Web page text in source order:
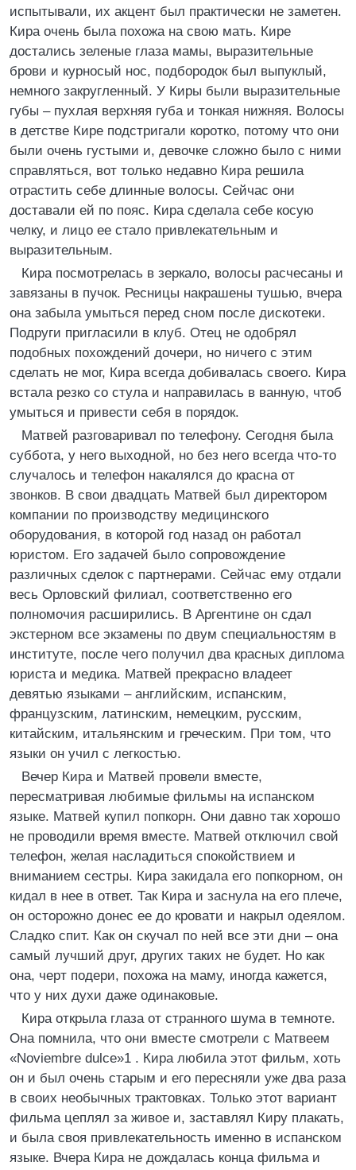
испытывали, их акцент был практически не заметен.
Кира очень была похожа на свою мать. Кире
достались зеленые глаза мамы, выразительные
брови и курносый нос, подбородок был выпуклый,
немного закругленный. У Киры были выразительные
губы – пухлая верхняя губа и тонкая нижняя. Волосы
в детстве Кире подстригали коротко, потому что они
были очень густыми и, девочке сложно было с ними
справляться, вот только недавно Кира решила
отрастить себе длинные волосы. Сейчас они
доставали ей по пояс. Кира сделала себе косую
челку, и лицо ее стало привлекательным и
выразительным.
Кира посмотрелась в зеркало, волосы расчесаны и
завязаны в пучок. Ресницы накрашены тушью, вчера
она забыла умыться перед сном после дискотеки.
Подруги пригласили в клуб. Отец не одобрял
подобных похождений дочери, но ничего с этим
сделать не мог, Кира всегда добивалась своего. Кира
встала резко со стула и направилась в ванную, чтоб
умыться и привести себя в порядок.
Матвей разговаривал по телефону. Сегодня была
суббота, у него выходной, но без него всегда что-то
случалось и телефон накалялся до красна от
звонков. В свои двадцать Матвей был директором
компании по производству медицинского
оборудования, в которой год назад он работал
юристом. Его задачей было сопровождение
различных сделок с партнерами. Сейчас ему отдали
весь Орловский филиал, соответственно его
полномочия расширились. В Аргентине он сдал
экстерном все экзамены по двум специальностям в
институте, после чего получил два красных диплома
юриста и медика. Матвей прекрасно владеет
девятью языками – английским, испанским,
французским, латинским, немецким, русским,
китайским, итальянским и греческим. При том, что
языки он учил с легкостью.
Вечер Кира и Матвей провели вместе,
пересматривая любимые фильмы на испанском
языке. Матвей купил попкорн. Они давно так хорошо
не проводили время вместе. Матвей отключил свой
телефон, желая насладиться спокойствием и
вниманием сестры. Кира закидала его попкорном, он
кидал в нее в ответ. Так Кира и заснула на его плече,
он осторожно донес ее до кровати и накрыл одеялом.
Сладко спит. Как он скучал по ней все эти дни – она
самый лучший друг, других таких не будет. Но как
она, черт подери, похожа на маму, иногда кажется,
что у них духи даже одинаковые.
Кира открыла глаза от странного шума в темноте.
Она помнила, что они вместе смотрели с Матвеем
«Noviembre dulce»1 . Кира любила этот фильм, хоть
он и был очень старым и его пересняли уже два раза
в своих необычных трактовках. Только этот вариант
фильма цеплял за живое и, заставлял Киру плакать,
и была своя привлекательность именно в испанском
языке. Вчера Кира не дождалась конца фильма и